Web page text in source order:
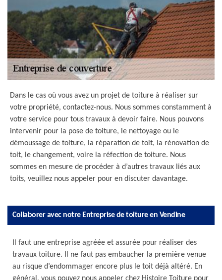
Dans le cas où vous avez un projet de toiture à réaliser sur
votre propriété, contactez-nous. Nous sommes constamment à
votre service pour tous travaux à devoir faire. Nous pouvons
intervenir pour la pose de toiture, le nettoyage ou le
démoussage de toiture, la réparation de toit, la rénovation de
toit, le changement, voire la réfection de toiture. Nous
sommes en mesure de procéder à d’autres travaux liés aux
toits, veuillez nous appeler pour en discuter davantage.
Collaborer avec notre Entreprise de toiture en Vendine
Il faut une entreprise agréée et assurée pour réaliser des
travaux toiture. Il ne faut pas embaucher la première venue
au risque d’endommager encore plus le toit déjà altéré. En